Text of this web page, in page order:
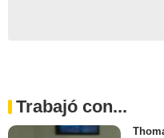
Trabajó con...